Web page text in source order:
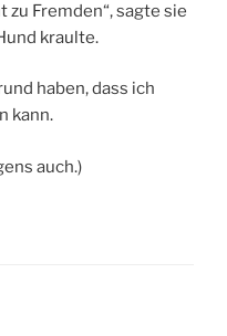
Fremden“, sagte sie
kraulte.
haben, dass ich
kann.
auch.)